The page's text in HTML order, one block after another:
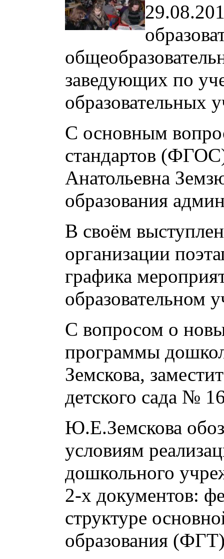
заведующих по
образовательных
С основным
стандартов
Анатольевна
образования
В своём
организации
графика
образовательном
С вопросом о
программы
Земскова,
детского сада №
Ю.Е.Земскова
условиям
дошкольного
2-х документов:
структуре
образования